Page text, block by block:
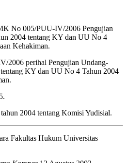
No 005/PUU-IV/2006 Pengujian
2004 tentang KY dan UU No 4
Kehakiman.
2006 perihal Pengujian Undang-
KY dan UU No 4 Tahun 2004
2004 tentang Komisi Yudisial.
Fakultas Hukum Universitas